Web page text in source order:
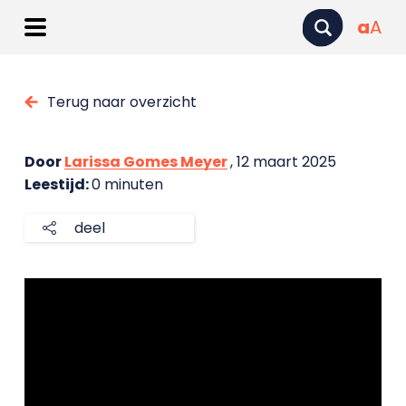
aA
Terug naar overzicht
DoorLarissa Gomes Meyer, 12 maart 2025
Leestijd:0 minuten
deel